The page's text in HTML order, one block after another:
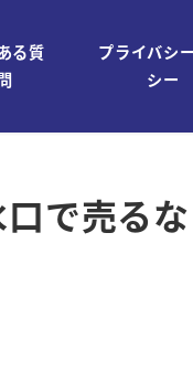
る質
プライバシ
シー
で売る